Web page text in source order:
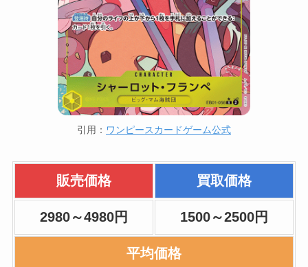
引用： ワンピースカードゲーム公式
販売価格 買取価格
2980～4980円 1500～2500円
平均価格